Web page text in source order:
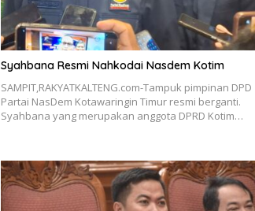
Syahbana Resmi Nahkodai Nasdem Kotim
SAMPIT,RAKYATKALTENG.com-Tampuk pimpinan DPD
Partai NasDem Kotawaringin Timur resmi berganti.
Syahbana yang merupakan anggota DPRD Kotim…